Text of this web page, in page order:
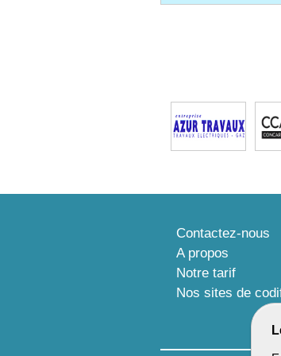
Contactez-nous
A propos
Notre tarif
Nos sites de